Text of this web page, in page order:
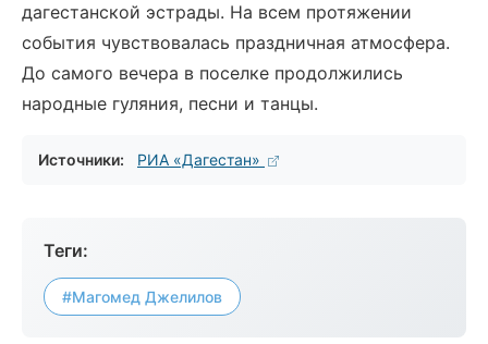
дагестанской эстрады. На всем протяжении
события чувствовалась праздничная атмосфера.
До самого вечера в поселке продолжились
народные гуляния, песни и танцы.
Источники: РИА «Дагестан»
Теги:
#Магомед Джелилов